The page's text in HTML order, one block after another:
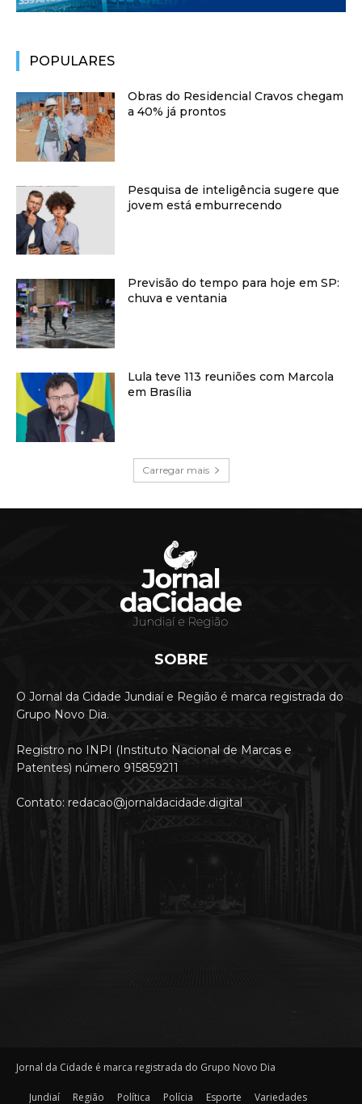
POPULARES
Obras do Residencial Cravos chegam
a 40% já prontos
Pesquisa de inteligência sugere que
jovem está emburrecendo
Previsão do tempo para hoje em SP:
chuva e ventania
Lula teve 113 reuniões com Marcola
em Brasília
Carregar mais
SOBRE
O Jornal da Cidade Jundiaí e Região é marca registrada do
Grupo Novo Dia.
Registro no INPI (Instituto Nacional de Marcas e
Patentes) número 915859211
Contato: redacao@jornaldacidade.digital
Jornal da Cidade é marca registrada do Grupo Novo Dia
Jundiaí Região Política Polícia Esporte Variedades